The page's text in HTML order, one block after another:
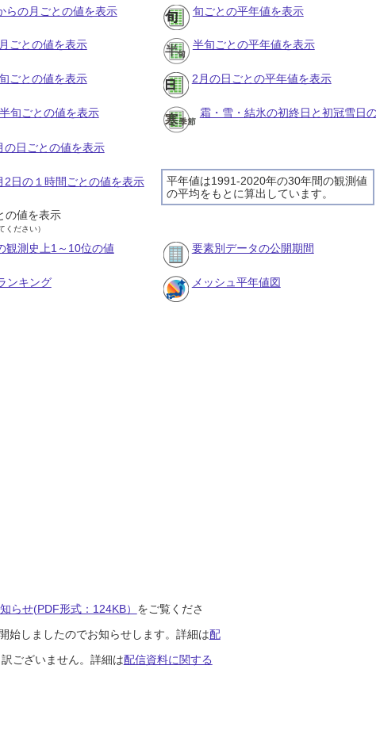
らの月ごとの値を表示 旬ごとの平年値を表示
ごとの値を表示 半旬ごとの平年値を表示
ごとの値を表示 2月の日ごとの平年値を表示
旬ごとの値を表示 霜・雪・結氷の初終日と初冠雪日
の日ごとの値を表示
平年値は1991-2020年の30年間の観測値
の平均をもとに算出しています。
2日の１時間ごとの値を表示
の値を表示
ください）
観測史上1～10位の値 要素別データの公開期間
ンキング メッシュ平年値図
らせ(PDF形式：124KB） をご覧くださ
始しましたのでお知らせします。詳細は配
ございません。詳細は配信資料に関する